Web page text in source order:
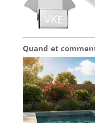
Quand et